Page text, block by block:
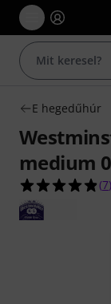
E hegedűhúr
medium
(7)